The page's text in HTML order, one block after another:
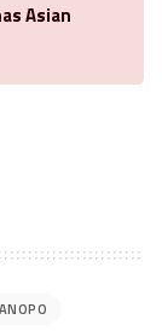
Asian